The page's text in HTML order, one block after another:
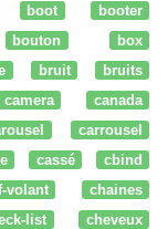
boot
booter
bouton
box
bruit
bruits
camera
canada
carrousel
cassé
cbind
volant
chaines
list
cheveux